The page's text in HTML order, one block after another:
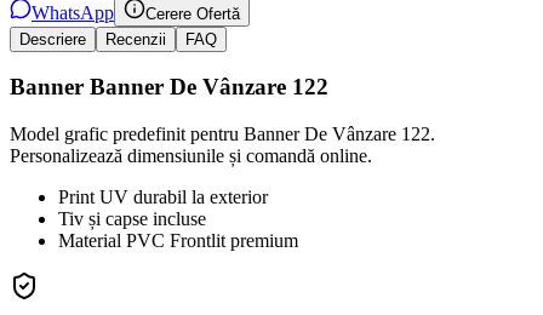
WhatsApp
Cerere Ofertă
Descriere
Recenzii FAQ
Banner Banner De Vânzare 122
Model grafic predefinit pentru Banner De Vânzare 122.
Personalizează dimensiunile și comandă online.
Print UV durabil la exterior
Tiv și capse incluse
Material PVC Frontlit premium